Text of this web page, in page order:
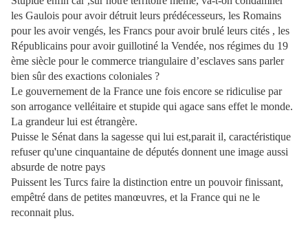
les Gaulois pour avoir détruit leurs prédécesseurs, les Romains
pour les avoir vengés, les Francs pour avoir brulé leurs cités , les
Républicains pour avoir guillotiné la Vendée, nos régimes du 19
ème siècle pour le commerce triangulaire d’esclaves sans parler
bien sûr des exactions coloniales ?
Le gouvernement de la France une fois encore se ridiculise par
son arrogance velléitaire et stupide qui agace sans effet le monde.
La grandeur lui est étrangère.
Puisse le Sénat dans la sagesse qui lui est,parait il, caractéristique
refuser qu'une cinquantaine de députés donnent une image aussi
absurde de notre pays
Puissent les Turcs faire la distinction entre un pouvoir finissant,
empêtré dans de petites manœuvres, et la France qui ne le
reconnait plus.